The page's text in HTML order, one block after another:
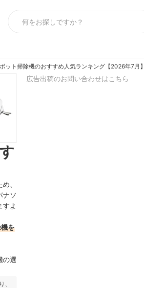
ット掃除機のおすすめ人気ランキング【2026年7月】
、
ナソ
すよ
を
の選
、
広告出稿のお問い合わせはこちら